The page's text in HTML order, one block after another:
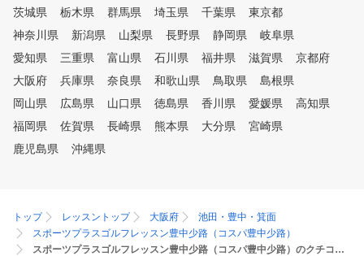
茨城県
栃木県 群馬県 埼玉県 千葉県
東京都
神奈川県
新潟県 山梨県 長野県 静岡県
岐阜県
愛知県
三重県 富山県 石川県 福井県 滋賀県
京都府
大阪府
兵庫県 奈良県 和歌山県 鳥取県
島根県
岡山県
広島県 山口県 徳島県 香川県 愛媛県
高知県
福岡県
佐賀県 長崎県 熊本県 大分県
宮崎県
鹿児島県
沖縄県
トップ レッスントップ 大阪府
池田・豊中・箕面
スポーツプラスゴルフレッスン豊中少路（コスパ豊中少路）
スポーツプラスゴルフレッスン豊中少路（コスパ豊中少路）のクチコミ・評判・評価